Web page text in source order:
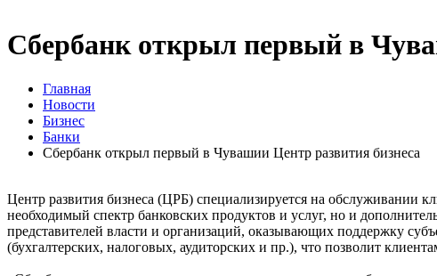
Сбербанк открыл первый в
Главная
Новости
Бизнес
Банки
Сбербанк открыл первый в Чувашии Центр развития бизнеса
Центр развития бизнеса (ЦРБ) специализируется на обслуживании
необходимый спектр банковских продуктов и услуг, но и
представителей власти и организаций, оказывающих поддержку
(бухгалтерских, налоговых, аудиторских и пр.), что позволит